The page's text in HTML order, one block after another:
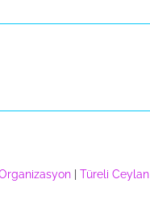
Türeli Ceylan